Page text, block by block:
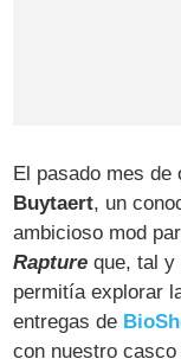
El pasado mes
Buytaert, un
ambicioso mod
Rapture que, tal y
permitía explorar
entregas de
con nuestro